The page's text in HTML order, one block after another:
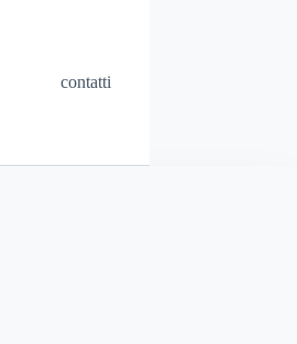
contatti